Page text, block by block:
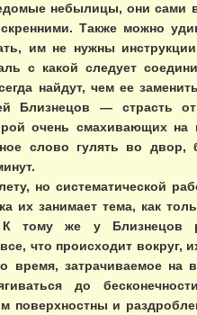
небылицы, они сами
Также можно
им не нужны
с какой следует
найдут, чем ее
Близнецов — страсть
очень смахивающих на
слово гулять во двор,
но систематической
их занимает тема, как
К тому же у Близнецов
что происходит вокруг,
время, затрачиваемое на
до
поверхностны и